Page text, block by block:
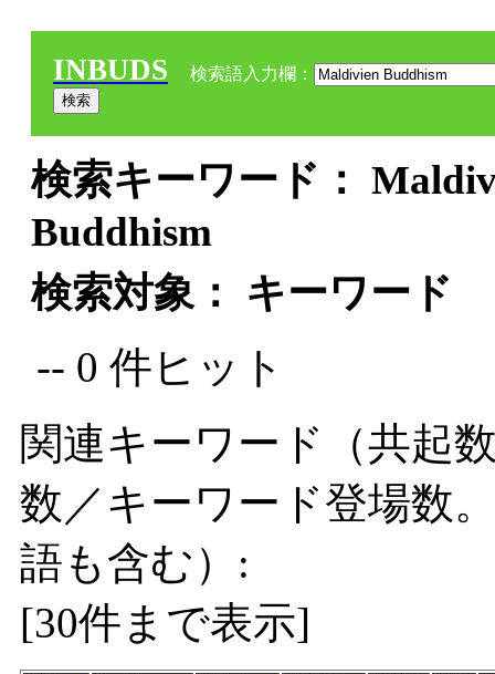
INBUDS 検索語入力欄：
検索キーワード：
Buddhism
検索対象： キーワード
-- 0 件ヒット
関連キーワード（共起
数／キーワード登場数
語も含む）:
[30件まで表示]